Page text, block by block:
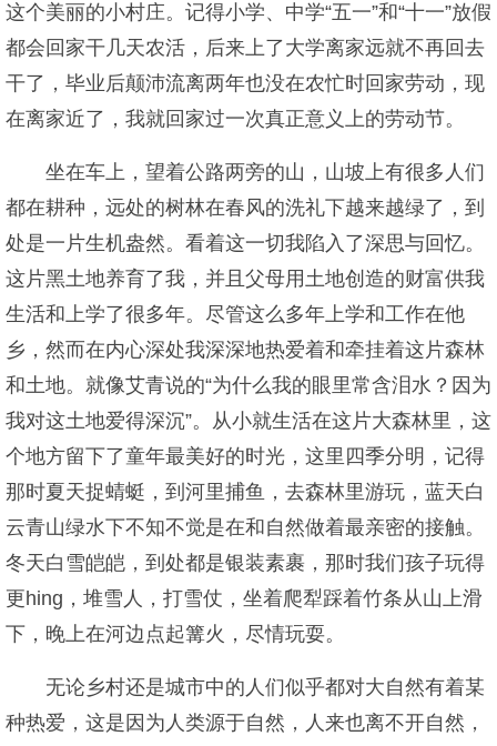
这个美丽的小村庄。记得小学、中学“五一”和“十一”放假
都会回家干几天农活，后来上了大学离家远就不再回去
干了，毕业后颠沛流离两年也没在农忙时回家劳动，现
在离家近了，我就回家过一次真正意义上的劳动节。
坐在车上，望着公路两旁的山，山坡上有很多人们
都在耕种，远处的树林在春风的洗礼下越来越绿了，到
处是一片生机盎然。看着这一切我陷入了深思与回忆。
这片黑土地养育了我，并且父母用土地创造的财富供我
生活和上学了很多年。尽管这么多年上学和工作在他
乡，然而在内心深处我深深地热爱着和牵挂着这片森林
和土地。就像艾青说的“为什么我的眼里常含泪水？因为
我对这土地爱得深沉”。从小就生活在这片大森林里，这
个地方留下了童年最美好的时光，这里四季分明，记得
那时夏天捉蜻蜓，到河里捕鱼，去森林里游玩，蓝天白
云青山绿水下不知不觉是在和自然做着最亲密的接触。
冬天白雪皑皑，到处都是银装素裹，那时我们孩子玩得
更hing，堆雪人，打雪仗，坐着爬犁踩着竹条从山上滑
下，晚上在河边点起篝火，尽情玩耍。
无论乡村还是城市中的人们似乎都对大自然有着某
种热爱，这是因为人类源于自然，人来也离不开自然，